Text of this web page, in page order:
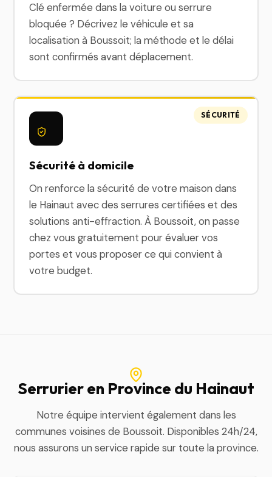
Clé enfermée dans la voiture ou serrure
bloquée ? Décrivez le véhicule et sa
localisation à Boussoit; la méthode et le délai
sont confirmés avant déplacement.
Sécurité à domicile
On renforce la sécurité de votre maison dans
le Hainaut avec des serrures certifiées et des
solutions anti-effraction. À Boussoit, on passe
chez vous gratuitement pour évaluer vos
portes et vous proposer ce qui convient à
votre budget.
SÉCURITÉ
Serrurier en Province du Hainaut
Notre équipe intervient également dans les
communes voisines de Boussoit. Disponibles 24h/24,
nous assurons un service rapide sur toute la province.